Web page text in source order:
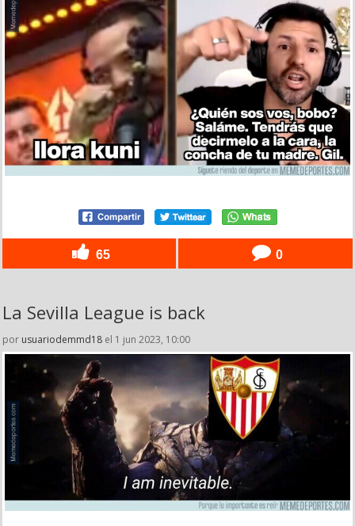
65 0
La Sevilla League is back
por usuariodemmd18 el 1 jun 2023, 10:00